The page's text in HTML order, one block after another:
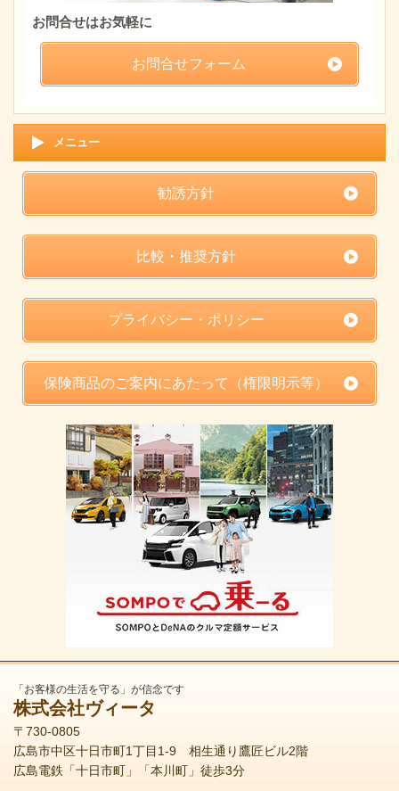
お問合せはお気軽に
お問合せフォーム
メニュー
勧誘方針
比較・推奨方針
プライバシー・ポリシー
保険商品のご案内にあたって（権限明示等）
「お客様の生活を守る」が信念です
株式会社ヴィータ
〒730-0805
広島市中区十日市町1丁目1-9 相生通り鷹匠ビル2階
広島電鉄「十日市町」「本川町」徒歩3分